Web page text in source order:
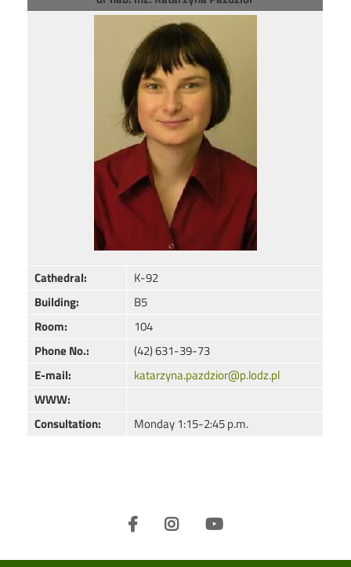
Cathedral:
K-92
Building:
B5
Room:
104
Phone No.:
(42) 631-39-73
E-mail:
katarzyna.pazdzior@p.lodz.pl
WWW:
Consultation:
Monday 1:15-2:45 p.m.